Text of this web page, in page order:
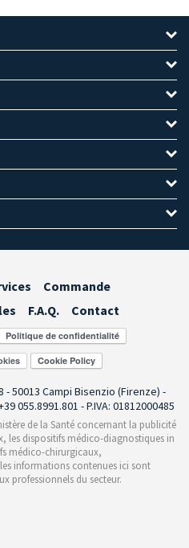
Commande
F.A.Q.
Contact
- 50013 Campi Bisenzio (Firenze) -
055.8991.801 - P.IVA: 01812000485
de la Santé concernant la publicité
les dispositifs médico-diagnostiques in
médico-chirurgicaux,
informations contenues ici sont
professionnels du secteur.